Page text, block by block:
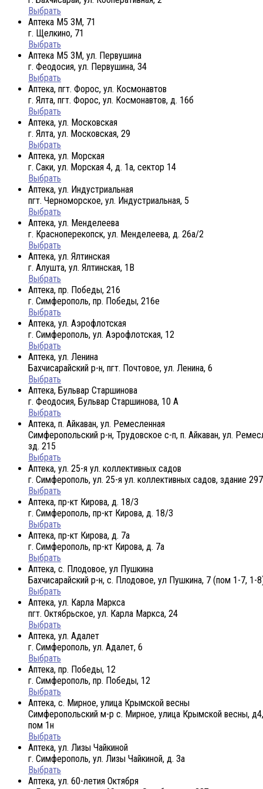
Выбрать
Аптека М5 3М, 71
г. Щелкино, 71
Выбрать
Аптека М5 3М, ул. Первушина
г. Феодосия, ул. Первушина, 34
Выбрать
Аптека, пгт. Форос, ул. Космонавтов
г. Ялта, пгт. Форос, ул. Космонавтов, д. 16б
Выбрать
Аптека, ул. Московская
г. Ялта, ул. Московская, 29
Выбрать
Аптека, ул. Морская
г. Саки, ул. Морская 4, д. 1а, сектор 14
Выбрать
Аптека, ул. Индустриальная
пгт. Черноморское, ул. Индустриальная, 5
Выбрать
Аптека, ул. Менделеева
г. Красноперекопск, ул. Менделеева, д. 26а/2
Выбрать
Аптека, ул. Ялтинская
г. Алушта, ул. Ялтинская, 1В
Выбрать
Аптека, пр. Победы, 216
г. Симферополь, пр. Победы, 216е
Выбрать
Аптека, ул. Аэрофлотская
г. Симферополь, ул. Аэрофлотская, 12
Выбрать
Аптека, ул. Ленина
Бахчисарайский р-н, пгт. Почтовое, ул. Ленина, 6
Выбрать
Аптека, Бульвар Старшинова
г. Феодосия, Бульвар Старшинова, 10 А
Выбрать
Аптека, п. Айкаван, ул. Ремесленная
Симферопольский р-н, Трудовское с-п, п. Айкаван, ул.
зд. 215
Выбрать
Аптека, ул. 25-я ул. коллективных садов
г. Симферополь, ул. 25-я ул. коллективных садов, здание 297
Выбрать
Аптека, пр-кт Кирова, д. 18/3
г. Симферополь, пр-кт Кирова, д. 18/3
Выбрать
Аптека, пр-кт Кирова, д. 7а
г. Симферополь, пр-кт Кирова, д. 7а
Выбрать
Аптека, с. Плодовое, ул Пушкина
Бахчисарайский р-н, с. Плодовое, ул Пушкина, 7 (пом 1-7, 1-
Выбрать
Аптека, ул. Карла Маркса
пгт. Октябрьское, ул. Карла Маркса, 24
Выбрать
Аптека, ул. Адалет
г. Симферополь, ул. Адалет, 6
Выбрать
Аптека, пр. Победы, 12
г. Симферополь, пр. Победы, 12
Выбрать
Аптека, с. Мирное, улица Крымской весны
Симферопольский м-р с. Мирное, улица Крымской весны,
пом 1н
Выбрать
Аптека, ул. Лизы Чайкиной
г. Симферополь, ул. Лизы Чайкиной, д. 3а
Выбрать
Аптека, ул. 60-летия Октября